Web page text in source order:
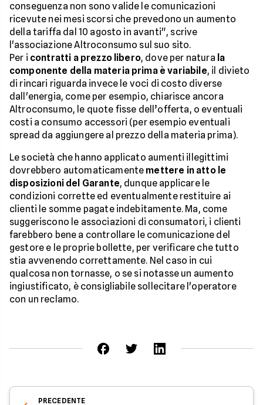
conseguenza non sono valide le comunicazioni
ricevute nei mesi scorsi che prevedono un aumento
della tariffa dal 10 agosto in avanti", scrive
l'associazione Altroconsumo sul suo sito.
Per i contratti a prezzo libero, dove per natura la
componente della materia prima è variabile, il divieto
di rincari riguarda invece le voci di costo diverse
dall'energia, come per esempio, chiarisce ancora
Altroconsumo, le quote fisse dell’offerta, o eventuali
costi a consumo accessori (per esempio eventuali
spread da aggiungere al prezzo della materia prima).
Le società che hanno applicato aumenti illegittimi
dovrebbero automaticamente mettere in atto le
disposizioni del Garante, dunque applicare le
condizioni corrette ed eventualmente restituire ai
clienti le somme pagate indebitamente. Ma, come
suggeriscono le associazioni di consumatori, i clienti
farebbero bene a controllare le comunicazione del
gestore e le proprie bollette, per verificare che tutto
stia avvenendo correttamente. Nel caso in cui
qualcosa non tornasse, o se si notasse un aumento
ingiustificato, è consigliabile sollecitare l'operatore
con un reclamo.
PRECEDENTE